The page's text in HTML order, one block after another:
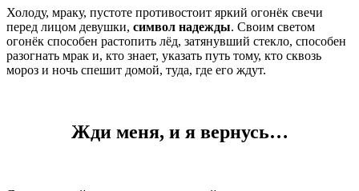
Холоду, мраку, пустоте противостоит яркий огонёк свечи
перед лицом девушки, символ надежды. Своим светом
огонёк способен растопить лёд, затянувший стекло, способен
разогнать мрак и, кто знает, указать путь тому, кто сквозь
мороз и ночь спешит домой, туда, где его ждут.
Жди меня, и я вернусь…